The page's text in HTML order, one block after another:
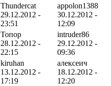
Thundercat
29.12.2012 -
23:51
appolon1388
30.12.2012 -
12:09
Топоp
28.12.2012 -
22:15
intruder86
29.12.2012 -
09:36
kiruhan
13.12.2012 -
17:19
алексеич
18.12.2012 -
12:20